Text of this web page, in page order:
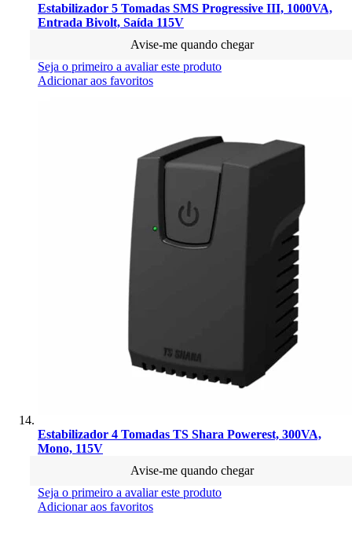
Estabilizador 5 Tomadas SMS Progressive III, 1000VA,
Entrada Bivolt, Saída 115V
Avise-me quando chegar
Seja o primeiro a avaliar este produto
Adicionar aos favoritos
Estabilizador 4 Tomadas TS Shara Powerest, 300VA,
Mono, 115V
Avise-me quando chegar
Seja o primeiro a avaliar este produto
Adicionar aos favoritos